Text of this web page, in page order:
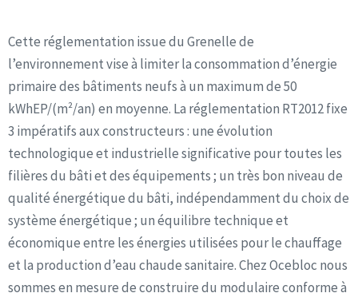
Cette réglementation issue du Grenelle de
l’environnement vise à limiter la consommation d’énergie
primaire des bâtiments neufs à un maximum de 50
kWhEP/(m²/an) en moyenne. La réglementation RT2012 fixe
3 impératifs aux constructeurs : une évolution
technologique et industrielle significative pour toutes les
filières du bâti et des équipements ; un très bon niveau de
qualité énergétique du bâti, indépendamment du choix de
système énergétique ; un équilibre technique et
économique entre les énergies utilisées pour le chauffage
et la production d’eau chaude sanitaire. Chez Ocebloc nous
sommes en mesure de construire du modulaire conforme à